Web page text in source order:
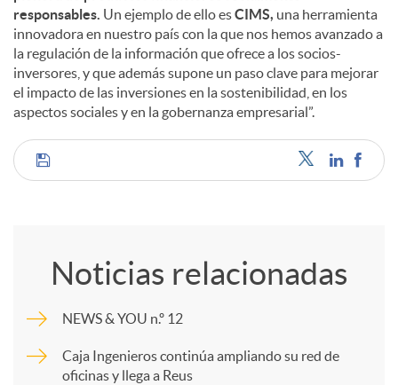
responsables. Un ejemplo de ello esCIMS, una herramienta
innovadora en nuestro país con la que nos hemos avanzado a
la regulación de la información que ofrece a los socios-
inversores, y que además supone un paso clave para mejorar
el impacto de las inversiones en la sostenibilidad, en los
aspectos sociales y en la gobernanza empresarial”.
C
m
p
Noticias relacionadas
NEWS & YOU n.º 12
Caja Ingenieros continúa ampliando su red de
oficinas y llega a Reus